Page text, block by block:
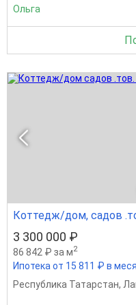
Ольга
Коттедж/дом, садов
3 300 000 ₽
86 842 ₽ за м2
Ипотека от 15 811 ₽ в
Республика Татарстан,